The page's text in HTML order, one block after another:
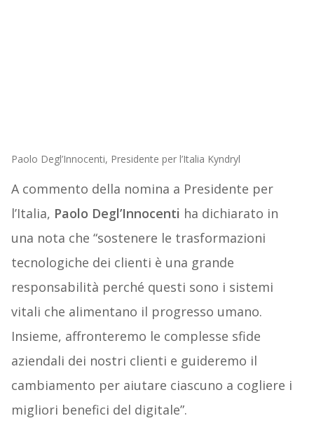
Paolo Degl’Innocenti, Presidente per l’Italia Kyndryl
A commento della nomina a Presidente per
l’Italia, Paolo Degl’Innocenti ha dichiarato in
una nota che “sostenere le trasformazioni
tecnologiche dei clienti è una grande
responsabilità perché questi sono i sistemi
vitali che alimentano il progresso umano.
Insieme, affronteremo le complesse sfide
aziendali dei nostri clienti e guideremo il
cambiamento per aiutare ciascuno a cogliere i
migliori benefici del digitale”.